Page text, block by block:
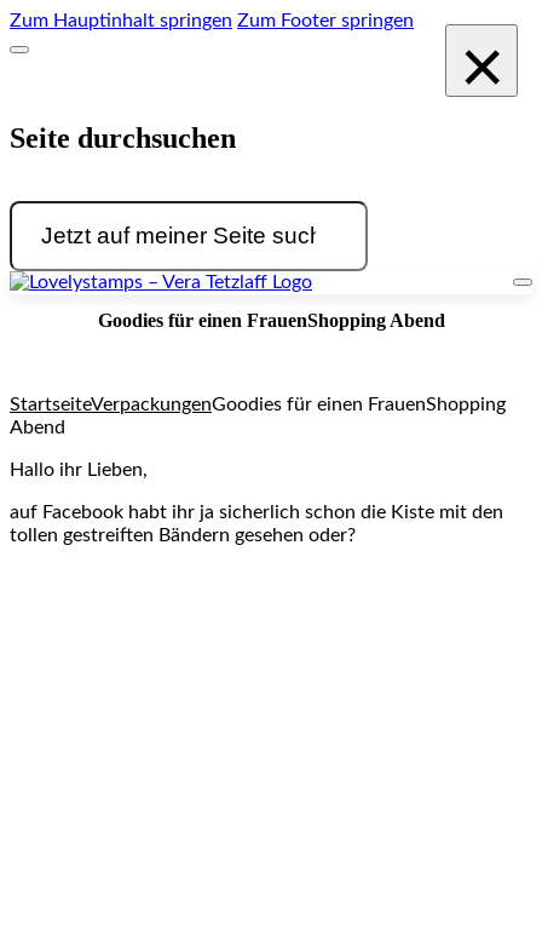
Zum Hauptinhalt springen Zum Footer springen
Seite durchsuchen
Suchen
×
Goodies für einen FrauenShopping Abend
StartseiteVerpackungenGoodies für einen FrauenShopping
Abend
Hallo ihr Lieben,
auf Facebook habt ihr ja sicherlich schon die Kiste mit den
tollen gestreiften Bändern gesehen oder?